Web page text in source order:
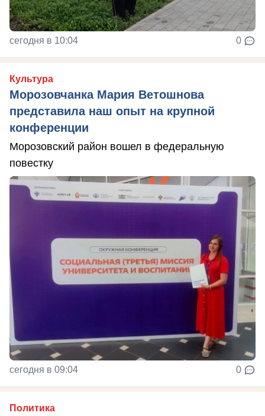
сегодня в 10:04 0
Культура
Морозовчанка Мария Ветошнова
представила наш опыт на крупной
конференции
Морозовский район вошел в федеральную
повестку
сегодня в 09:04 0
Политика